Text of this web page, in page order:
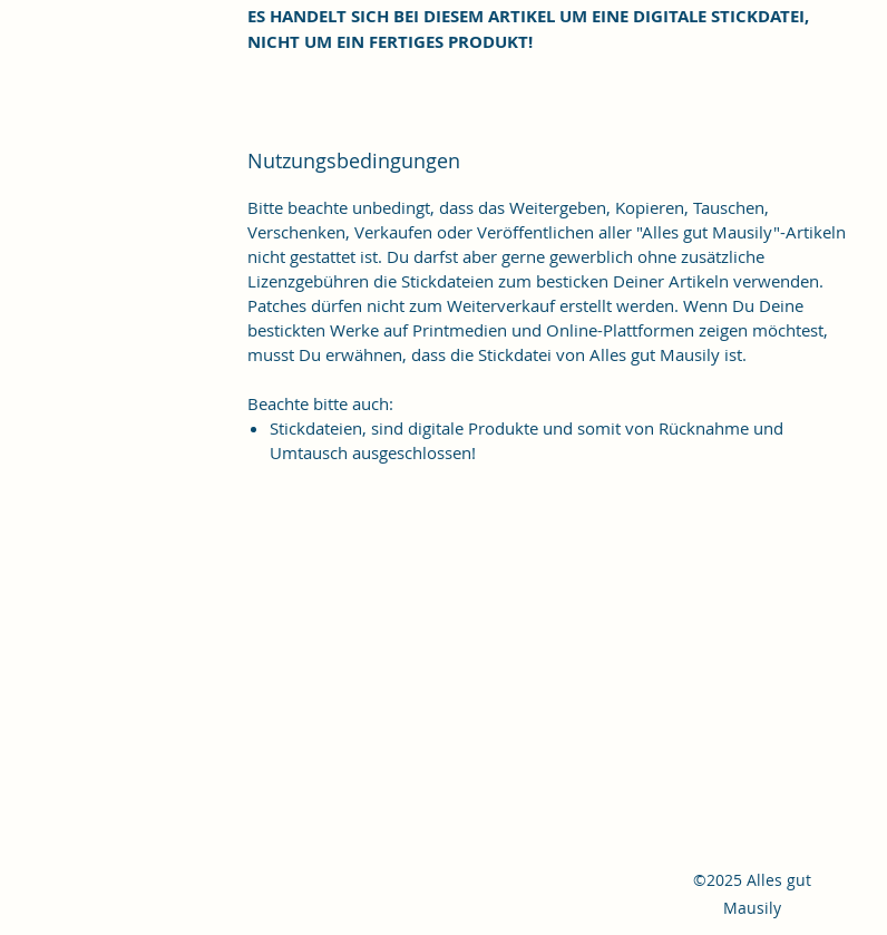
ES HANDELT SICH BEI DIESEM ARTIKEL UM EINE DIGITALE STICKDATEI,
NICHT UM EIN FERTIGES PRODUKT!
Nutzungsbedingungen
Bitte beachte unbedingt, dass das Weitergeben, Kopieren, Tauschen,
Verschenken, Verkaufen oder Veröffentlichen aller "Alles gut Mausily"-Artikeln
nicht gestattet ist. Du darfst aber gerne gewerblich ohne zusätzliche
Lizenzgebühren die Stickdateien zum besticken Deiner Artikeln verwenden.
Patches dürfen nicht zum Weiterverkauf erstellt werden. Wenn Du Deine
bestickten Werke auf Printmedien und Online-Plattformen zeigen möchtest,
musst Du erwähnen, dass die Stickdatei von Alles gut Mausily ist.
Beachte bitte auch:
Stickdateien, sind digitale Produkte und somit von Rücknahme und
Umtausch ausgeschlossen!
©2025 Alles gut
Mausily